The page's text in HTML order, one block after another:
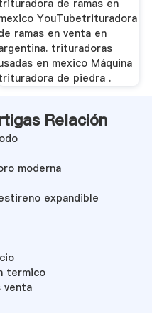
de ramas en
YouTubetrituradora
ramas en venta en
trituradoras
en mexico Máquina
de piedra .
Relación
moderna
expandible
termico
venta